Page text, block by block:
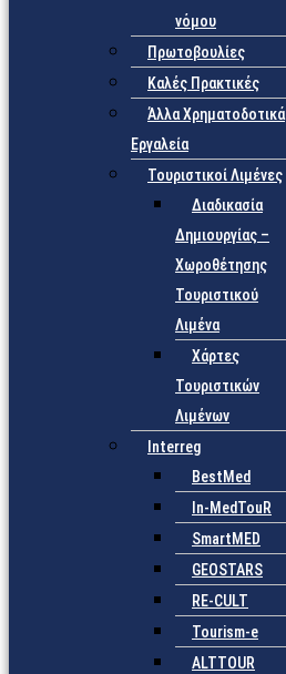
νόμου
Πρωτοβουλίες
Καλές Πρακτικές
Άλλα Χρηματοδοτικά
Εργαλεία
Τουριστικοί Λιμένες
Διαδικασία
Δημιουργίας –
Χωροθέτησης
Τουριστικού
Λιμένα
Χάρτες
Τουριστικών
Λιμένων
Interreg
BestMed
In-MedTouR
SmartMED
GEOSTARS
RE-CULT
Tourism-e
ALTTOUR